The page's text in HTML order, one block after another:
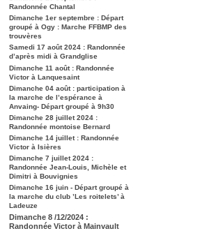
Randonnée Chantal
Dimanche 1er septembre : Départ
groupé à Ogy : Marche FFBMP des
trouvères
Samedi 17 août 2024 : Randonnée
d’après midi à Grandglise
Dimanche 11 août : Randonnée
Victor à Lanquesaint
Dimanche 04 août : participation à
la marche de l’espérance à
Anvaing- Départ groupé à 9h30
Dimanche 28 juillet 2024 :
Randonnée montoise Bernard
Dimanche 14 juillet : Randonnée
Victor à Isières
Dimanche 7 juillet 2024 :
Randonnée Jean-Louis, Michèle et
Dimitri à Bouvignies
Dimanche 16 juin - Départ groupé à
la marche du club ’Les roitelets’ à
Ladeuze
Dimanche 8 /12/2024 :
Randonnée Victor à Mainvault